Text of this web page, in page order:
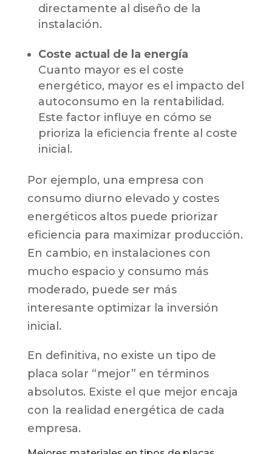
directamente al diseño de la
instalación.
Coste actual de la energía
Cuanto mayor es el coste
energético, mayor es el impacto del
autoconsumo en la rentabilidad.
Este factor influye en cómo se
prioriza la eficiencia frente al coste
inicial.
Por ejemplo, una empresa con
consumo diurno elevado y costes
energéticos altos puede priorizar
eficiencia para maximizar producción.
En cambio, en instalaciones con
mucho espacio y consumo más
moderado, puede ser más
interesante optimizar la inversión
inicial.
En definitiva, no existe un tipo de
placa solar “mejor” en términos
absolutos. Existe el que mejor encaja
con la realidad energética de cada
empresa.